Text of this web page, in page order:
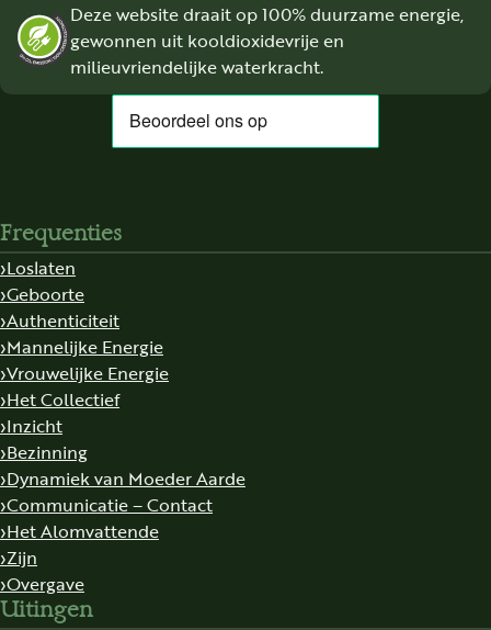
Deze website draait op 100% duurzame energie,
gewonnen uit kooldioxidevrije en
milieuvriendelijke waterkracht.
Frequenties
Loslaten
Geboorte
Authenticiteit
Mannelijke Energie
Vrouwelijke Energie
Het Collectief
Inzicht
Bezinning
Dynamiek van Moeder Aarde
Communicatie – Contact
Het Alomvattende
Zijn
Overgave
Uitingen